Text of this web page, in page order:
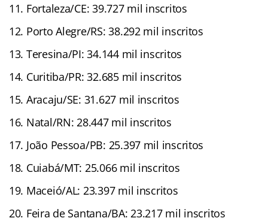
Fortaleza/CE: 39.727 mil inscritos
Porto Alegre/RS: 38.292 mil inscritos
Teresina/PI: 34.144 mil inscritos
Curitiba/PR: 32.685 mil inscritos
Aracaju/SE: 31.627 mil inscritos
Natal/RN: 28.447 mil inscritos
João Pessoa/PB: 25.397 mil inscritos
Cuiabá/MT: 25.066 mil inscritos
Maceió/AL: 23.397 mil inscritos
Feira de Santana/BA: 23.217 mil inscritos